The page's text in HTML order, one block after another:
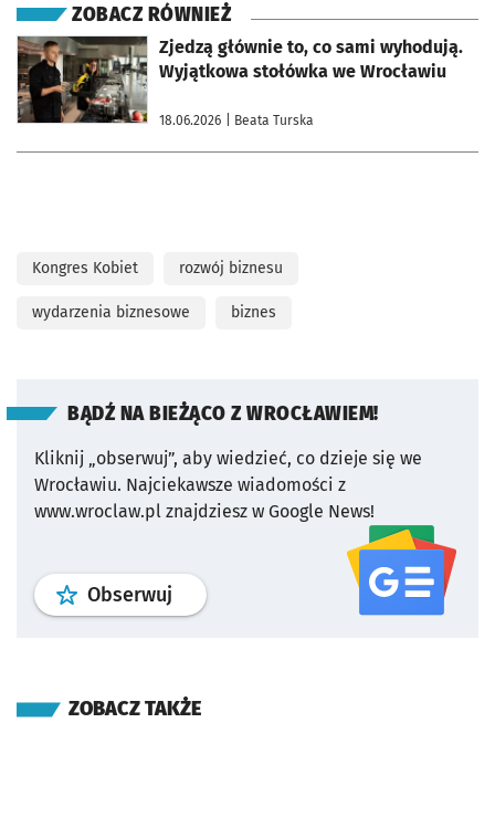
ZOBACZ RÓWNIEŻ
Zjedzą głównie to, co sami wyhodują.
Wyjątkowa stołówka we Wrocławiu
18.06.2026 | Beata Turska
otworzy się w nowej karcie
Kongres Kobiet rozwój biznesu
wydarzenia biznesowe biznes
BĄDŹ NA BIEŻĄCO Z WROCŁAWIEM!
Kliknij „obserwuj”, aby wiedzieć, co dzieje się we
Wrocławiu. Najciekawsze wiadomości z
www.wroclaw.pl znajdziesz w Google News!
Obserwuj profil serwisu
ZOBACZ TAKŻE